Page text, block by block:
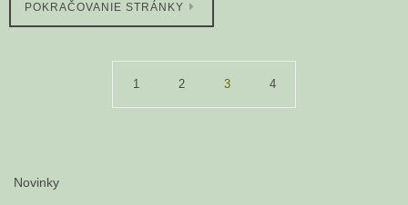
POKRAČOVANIE STRÁNKY
1 2 3 4
Novinky